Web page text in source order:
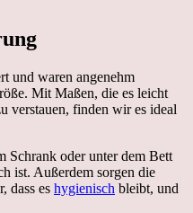
und waren angenehm
Mit Maßen, die es leicht
verstauen, finden wir es ideal
Schrank oder unter dem Bett
ist. Außerdem sorgen die
dass es hygienisch bleibt, und